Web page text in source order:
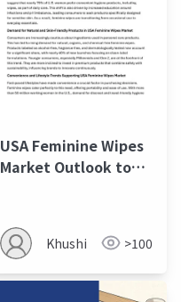
面接
USA Feminine Wipes
Market Outlook to
Khushi >100